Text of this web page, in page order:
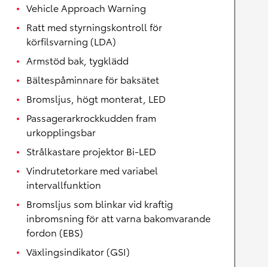
Vehicle Approach Warning
Ratt med styrningskontroll för
körfilsvarning (LDA)
Armstöd bak, tygklädd
Bältespåminnare för baksätet
Bromsljus, högt monterat, LED
Passagerarkrockkudden fram
urkopplingsbar
Strålkastare projektor Bi-LED
Vindrutetorkare med variabel
intervallfunktion
Bromsljus som blinkar vid kraftig
inbromsning för att varna bakomvarande
fordon (EBS)
Växlingsindikator (GSI)